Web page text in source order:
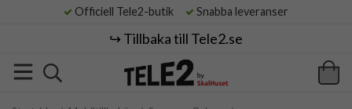
Officiell Tele2-butik Snabba leveranser
↪️ Tillbaka till Tele2.se